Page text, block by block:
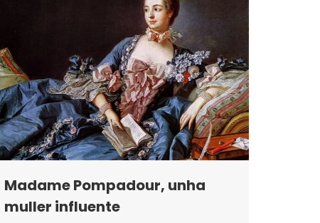
Madame Pompadour, unha
muller influente